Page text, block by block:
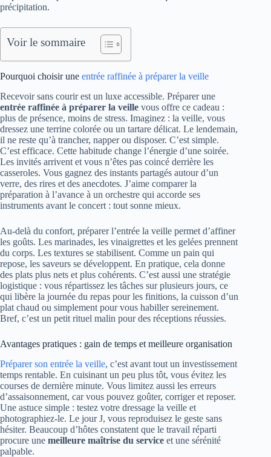
précipitation.
Voir le sommaire
Pourquoi choisir une entrée raffinée à préparer la veille
Recevoir sans courir est un luxe accessible. Préparer une
entrée raffinée à préparer la veille vous offre ce cadeau :
plus de présence, moins de stress. Imaginez : la veille, vous
dressez une terrine colorée ou un tartare délicat. Le lendemain,
il ne reste qu’à trancher, napper ou disposer. C’est simple.
C’est efficace. Cette habitude change l’énergie d’une soirée.
Les invités arrivent et vous n’êtes pas coincé derrière les
casseroles. Vous gagnez des instants partagés autour d’un
verre, des rires et des anecdotes. J’aime comparer la
préparation à l’avance à un orchestre qui accorde ses
instruments avant le concert : tout sonne mieux.
Au-delà du confort, préparer l’entrée la veille permet d’affiner
les goûts. Les marinades, les vinaigrettes et les gelées prennent
du corps. Les textures se stabilisent. Comme un pain qui
repose, les saveurs se développent. En pratique, cela donne
des plats plus nets et plus cohérents. C’est aussi une stratégie
logistique : vous répartissez les tâches sur plusieurs jours, ce
qui libère la journée du repas pour les finitions, la cuisson d’un
plat chaud ou simplement pour vous habiller sereinement.
Bref, c’est un petit rituel malin pour des réceptions réussies.
Avantages pratiques : gain de temps et meilleure organisation
Préparer son entrée la veille, c’est avant tout un investissement
temps rentable. En cuisinant un peu plus tôt, vous évitez les
courses de dernière minute. Vous limitez aussi les erreurs
d’assaisonnement, car vous pouvez goûter, corriger et reposer.
Une astuce simple : testez votre dressage la veille et
photographiez-le. Le jour J, vous reproduisez le geste sans
hésiter. Beaucoup d’hôtes constatent que le travail réparti
procure une meilleure maîtrise du service et une sérénité
palpable.